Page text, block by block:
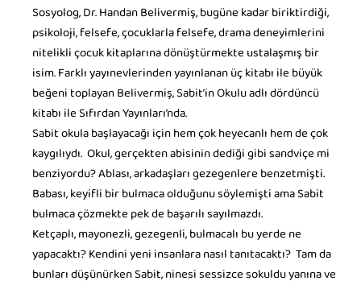
Sosyolog, Dr. Handan Belivermiş, bugüne kadar biriktirdiği,
psikoloji, felsefe, çocuklarla felsefe, drama deneyimlerini
nitelikli çocuk kitaplarına dönüştürmekte ustalaşmış bir
isim. Farklı yayınevlerinden yayınlanan üç kitabı ile büyük
beğeni toplayan Belivermiş, Sabit’in Okulu adlı dördüncü
kitabı ile Sıfırdan Yayınları’nda.
Sabit okula başlayacağı için hem çok heyecanlı hem de çok
kaygılıydı. Okul, gerçekten abisinin dediği gibi sandviçe mi
benziyordu? Ablası, arkadaşları gezegenlere benzetmişti.
Babası, keyifli bir bulmaca olduğunu söylemişti ama Sabit
bulmaca çözmekte pek de başarılı sayılmazdı.
Ketçaplı, mayonezli, gezegenli, bulmacalı bu yerde ne
yapacaktı? Kendini yeni insanlara nasıl tanıtacaktı? Tam da